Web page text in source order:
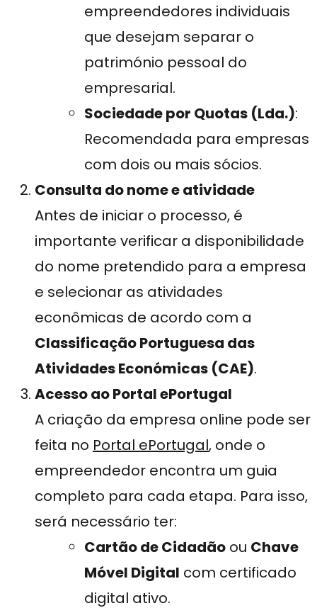
empreendedores individuais
que desejam separar o
património pessoal do
empresarial.
Sociedade por Quotas (Lda.):
Recomendada para empresas
com dois ou mais sócios.
Consulta do nome e atividade
Antes de iniciar o processo, é
importante verificar a disponibilidade
do nome pretendido para a empresa
e selecionar as atividades
econômicas de acordo com a
Classificação Portuguesa das
Atividades Económicas (CAE).
Acesso ao Portal ePortugal
A criação da empresa online pode ser
feita no Portal ePortugal, onde o
empreendedor encontra um guia
completo para cada etapa. Para isso,
será necessário ter:
Cartão de Cidadãoou Chave
Móvel Digital com certificado
digital ativo.